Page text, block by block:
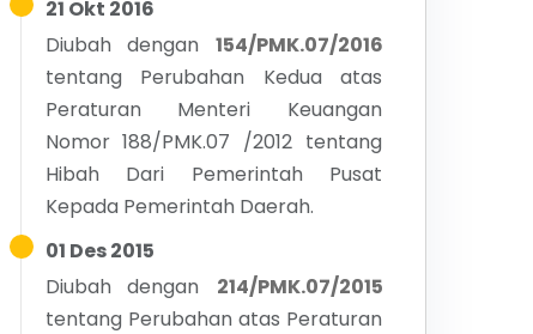
21 Okt 2016
Diubah dengan
154/PMK.07/2016
tentang Perubahan Kedua atas
Peraturan Menteri Keuangan
Nomor 188/PMK.07 /2012 tentang
Hibah Dari Pemerintah Pusat
Kepada Pemerintah Daerah.
01 Des 2015
Diubah dengan
214/PMK.07/2015
tentang Perubahan atas Peraturan